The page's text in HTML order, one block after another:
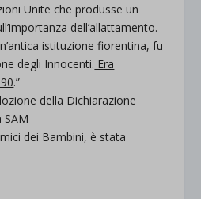
Unite che produsse un
dell’allattamento.
istituzione fiorentina, fu
degli Innocenti. Era
.”
della Dichiarazione
SAM
dei Bambini, è stata